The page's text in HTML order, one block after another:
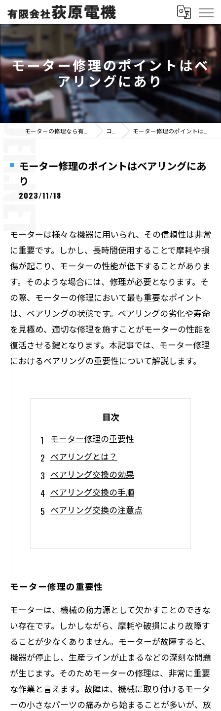
モーター修理のポイントはベ
アリングにあり
コラム モーター修理のポイントはベアリングにあり
モーター修理のポイントはベアリングにあ
り
2023/11/18
モーターは様々な機器に用いられ、その信頼性は非常
に重要です。しかし、長時間使用することで摩耗や損
傷が起こり、モーターの性能が低下することがありま
す。そのような場合には、修理が必要となります。そ
の際、モーターの修理において最も重要なポイント
は、ベアリングの状態です。ベアリングの劣化や寿命
を見極め、適切な修理を施すことがモーターの性能を
復活させる鍵となります。本記事では、モーター修理
におけるベアリングの重要性について解説します。
目次
モーター修理の重要性
ベアリングとは？
ベアリング交換の効果
ベアリング交換の手順
ベアリング交換の注意点
モーター修理の重要性
モーターは、機械の動力源として欠かすことのできな
い存在です。しかしながら、摩耗や破損により故障す
ることが少なくありません。モーターが故障すると、
機器が停止し、生産ラインが止まるなどの深刻な問題
が生じます。そのためモーターの修理は、非常に重要
な作業と言えます。故障は、機械に取り付けるモータ
ーの小さなパーツの痛みから始まることが多いが、放